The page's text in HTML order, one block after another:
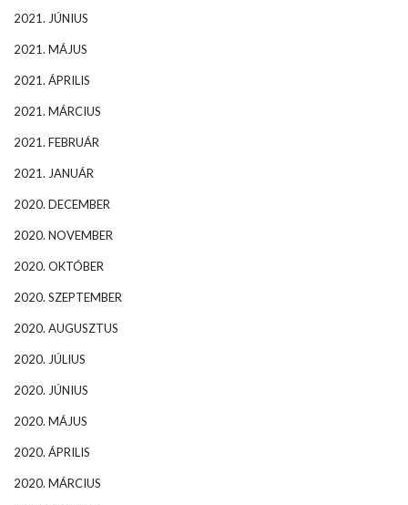
2021. JÚNIUS
2021. MÁJUS
2021. ÁPRILIS
2021. MÁRCIUS
2021. FEBRUÁR
2021. JANUÁR
2020. DECEMBER
2020. NOVEMBER
2020. OKTÓBER
2020. SZEPTEMBER
2020. AUGUSZTUS
2020. JÚLIUS
2020. JÚNIUS
2020. MÁJUS
2020. ÁPRILIS
2020. MÁRCIUS